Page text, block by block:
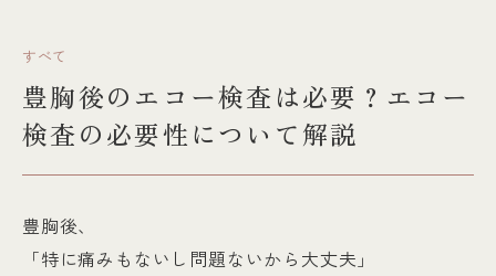
すべて
豊胸後のエコー検査は必要？エコー
検査の必要性について解説
豊胸後、
「特に痛みもないし問題ないから大丈夫」